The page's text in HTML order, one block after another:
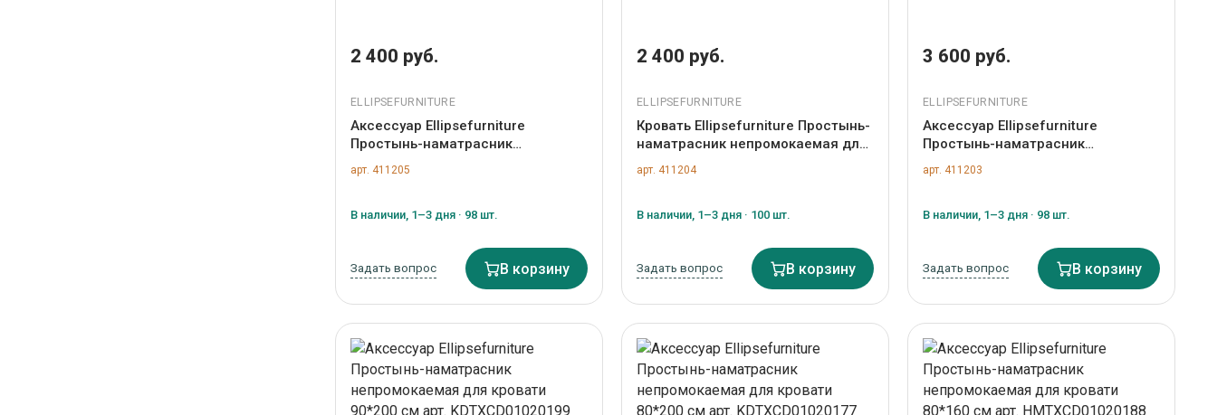
2 400 руб.
ELLIPSEFURNITURE
Аксессуар Ellipsefurniture
Простынь-наматрасник
непромокаемая для кроватки Elit,
размер 69*138 см арт.
арт. 411205
В наличии, 1–3 дня · 98 шт.
Задать вопрос В корзину
2 400 руб.
ELLIPSEFURNITURE
Кровать Ellipsefurniture Простынь-
наматрасник непромокаемая для
кроватки KIDI Soft от 0 до 4 лет,
размер 63*133 см арт.
арт. 411204
В наличии, 1–3 дня · 100 шт.
Задать вопрос В корзину
3 600 руб.
ELLIPSEFURNITURE
Аксессуар Ellipsefurniture
Простынь-наматрасник
непромокаемая для кровати
90*180 см арт. KDTXCD01050199
арт. 411203
В наличии, 1–3 дня · 98 шт.
Задать вопрос В корзину